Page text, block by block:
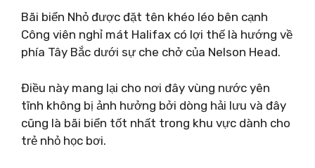
Bãi biển Nhỏ được đặt tên khéo léo bên cạnh
Công viên nghỉ mát Halifax có lợi thế là hướng về
phía Tây Bắc dưới sự che chở của Nelson Head.
Điều này mang lại cho nơi đây vùng nước yên
tĩnh không bị ảnh hưởng bởi dòng hải lưu và đây
cũng là bãi biển tốt nhất trong khu vực dành cho
trẻ nhỏ học bơi.